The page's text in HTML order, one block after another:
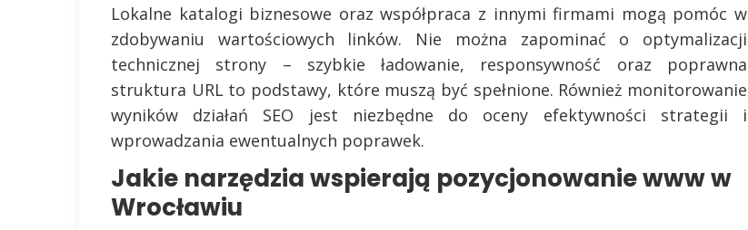
Lokalne katalogi biznesowe oraz współpraca z innymi firmami mogą pomóc w
zdobywaniu wartościowych linków. Nie można zapominać o optymalizacji
technicznej strony – szybkie ładowanie, responsywność oraz poprawna
struktura URL to podstawy, które muszą być spełnione. Również monitorowanie
wyników działań SEO jest niezbędne do oceny efektywności strategii i
wprowadzania ewentualnych poprawek.
Jakie narzędzia wspierają pozycjonowanie www w
Wrocławiu